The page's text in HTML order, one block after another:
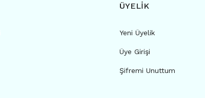
ÜYELİK
Yeni Üyelik
Üye Girişi
Şifremi Unuttum